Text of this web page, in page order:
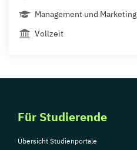
Management und Marketing
Vollzeit
Für Studierende
Übersicht Studienportale